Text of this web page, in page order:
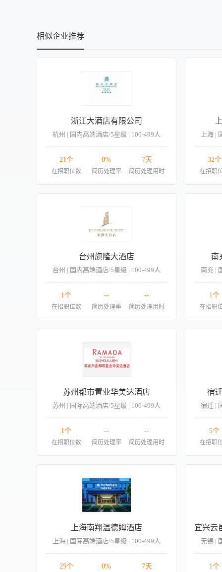
相似企业推荐
浙江大酒店有限公司
杭州 | 国内高端酒店/5星级 | 100-499人
21个
在招职位数
0%
简历处理率
7天
简历处理用时
上海 |
32个
在招职
台州旗隆大酒店
台州 | 国内高端酒店/5星级 | 100-499人
1个
在招职位数
--
简历处理率
--
简历处理用时
南
南充 |
1个
在招职
苏州都市置业华美达酒店
苏州 | 国际高端酒店/5星级 | 100-499人
1个
在招职位数
--
简历处理率
--
简历处理用时
宿
宿迁 |
5个
在招职
上海南翔温德姆酒店
上海 | 国际高端酒店/5星级 | 100-499人
25个 0% 7天
无锡 |
1个